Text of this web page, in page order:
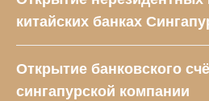
китайских банках
Открытие банковского
cингапурской компании